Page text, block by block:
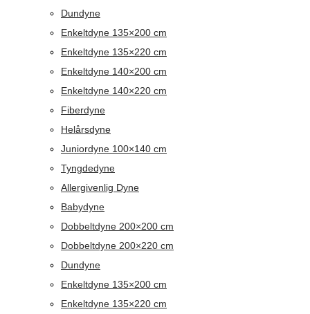
Dundyne
Enkeltdyne 135×200 cm
Enkeltdyne 135×220 cm
Enkeltdyne 140×200 cm
Enkeltdyne 140×220 cm
Fiberdyne
Helårsdyne
Juniordyne 100×140 cm
Tyngdedyne
Allergivenlig Dyne
Babydyne
Dobbeltdyne 200×200 cm
Dobbeltdyne 200×220 cm
Dundyne
Enkeltdyne 135×200 cm
Enkeltdyne 135×220 cm